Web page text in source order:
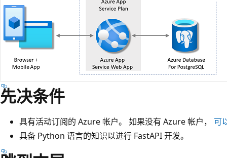
先决条件
具有活动订阅的 Azure 帐户。 如果没有 Azure 帐户， 可
具备 Python 语言的知识以进行 FastAPI 开发。